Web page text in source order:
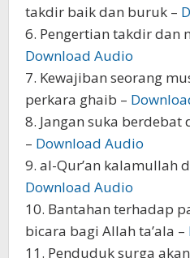
takdir baik dan buruk –
6. Pengertian takdir dan
Download Audio
7. Kewajiban seorang
perkara ghaib –
8. Jangan suka
– Download Audio
9. al-Qur’an kalamullah
Download Audio
10. Bantahan terhadap
bicara bagi Allah ta’ala –
11. Penduduk surga